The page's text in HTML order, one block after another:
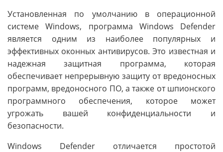
Установленная по умолчанию в операционной
системе Windows, программа Windows Defender
является одним из наиболее популярных и
эффективных оконных антивирусов. Это известная и
надежная защитная программа, которая
обеспечивает непрерывную защиту от вредоносных
программ, вредоносного ПО, а также от шпионского
программного обеспечения, которое может
угрожать вашей конфиденциальности и
безопасности.
Windows Defender отличается простотой